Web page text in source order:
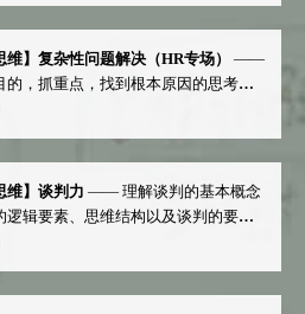
维】复杂性问题解决（HR专场） ——
的，抓重点，找到根本原因的思考习
维】谈判力 —— 理解谈判的基本概念
逻辑要素、思维结构以及谈判的要点
） 通过实践，体验谈判的难点和重点